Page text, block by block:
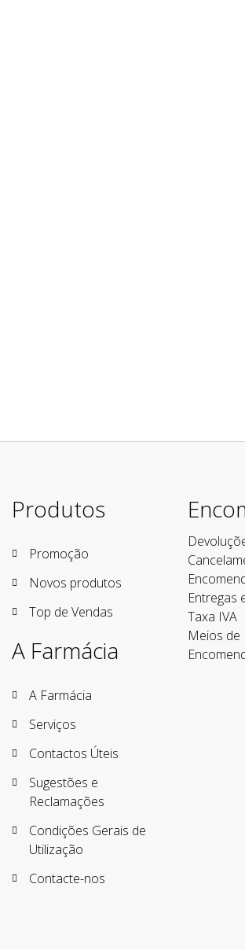
Produtos
Promoção
Novos produtos
Top de Vendas
A Farmácia
A Farmácia
Serviços
Contactos Úteis
Sugestões e
Reclamações
Condições Gerais de
Utilização
Contacte-nos
Entregas
Taxa IVA
Meios de